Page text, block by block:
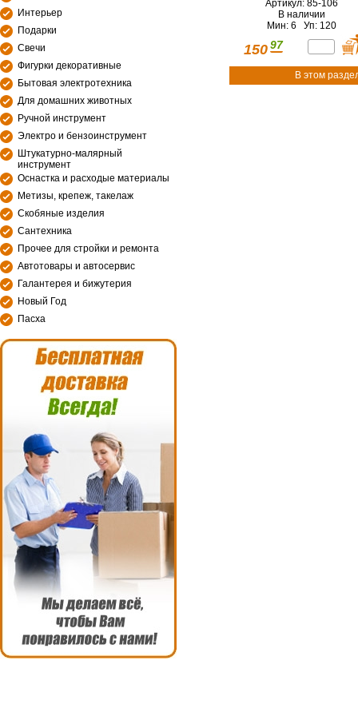
Интерьер
Подарки
Свечи
Фигурки декоративные
Бытовая электротехника
Для домашних животных
Ручной инструмент
Электро и бензоинструмент
Штукатурно-малярный
инструмент
Оснастка и расходые материалы
Метизы, крепеж, такелаж
Скобяные изделия
Сантехника
Прочее для стройки и ремонта
Автотовары и автосервис
Галантерея и бижутерия
Новый Год
Пасха
Артикул: 85-106
В наличии
Мин: 6 Уп: 120
150 97
В этом